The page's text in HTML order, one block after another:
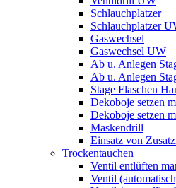
Schlauchplatzer
Schlauchplatzer
Gaswechsel
Gaswechsel UW
Ab u. Anlegen
Ab u. Anlegen
Stage Flaschen
Dekoboje setzen
Dekoboje setzen
Maskendrill
Einsatz von
Trockentauchen
Ventil entlüften
Ventil